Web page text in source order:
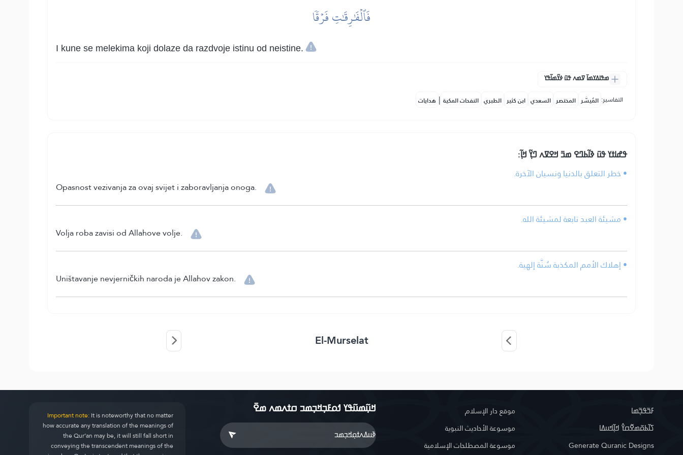
فَٱلۡفَٰرِقَٰتِ فَرۡقٗا
I kune se melekima koji dolaze da razdvoje istinu od neistine.
ߘߟߊߡߌߘߊ߫ ߜߘߍ ߟߎ߫ ߦߌ߬ߘߊ߬ߟߌ
التفاسير: المُيسَّر المختصر السعدي ابن كثير الطبري النفحات المكية | هدايات
ߟߝߊߙߌ ߟߎ߫ ߢߊ߬ߕߣߐ ߘߏ߫ ߞߐߜߍ ߣߌ߲߬ ߞߊ߲߬:
• خطر التعلق بالدنيا ونسيان الآخرة.
Opasnost vezivanja za ovaj svijet i zaboravljanja onoga.
• مشيئة العبد تابعة لمشيئة الله.
Volja roba zavisi od Allahove volje.
• إهلاك الأمم المكذبة سُنَّة إلهية.
Uništavanje nevjerničkih naroda je Allahov zakon.
El-Murselat
ߓߏ߬ߟߏ߲߬ߘߊ
ߖߊ߬ߕߋ߬ߘߐ߬ߛߌ߮ ߞߊ߲߬ߞߎߡߊ
Generate Quranic Designs
موقع دار الإسلام
موسوعة الأحاديث النبوية
موسوعة المصطلحات الإسلامية
ߞߎ߲߬ߘߎ߬ߟߌ ߗߋߓߏ߲ߞߏ߲ߘߏ ߛߙߍߘߍ ߘߐ߫ Important note:It is noteworthy that no matter
how accurate any translation of the meanings of
the Qur’an may be, it will still fall short in
conveying the transcendent meanings of the